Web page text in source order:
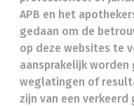
APB en het
gedaan om de
op deze websites te
aansprakelijk
weglatingen of
zijn van een verkeerd